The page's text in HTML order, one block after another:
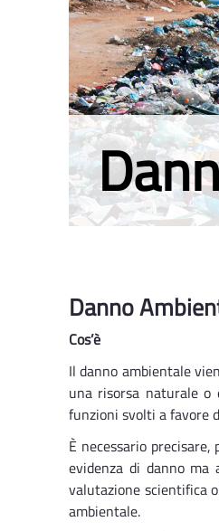
Danno
Cos’è
Il danno ambientale
una risorsa naturale o
funzioni svolti a favore
È necessario
evidenza di danno ma
valutazione scientifica
ambientale.